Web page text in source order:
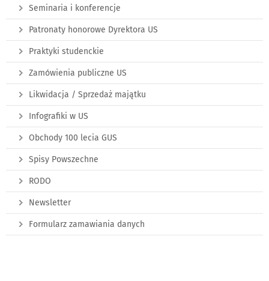
Seminaria i konferencje
Patronaty honorowe Dyrektora US
Praktyki studenckie
Zamówienia publiczne US
Likwidacja / Sprzedaż majątku
Infografiki w US
Obchody 100 lecia GUS
Spisy Powszechne
RODO
Newsletter
Formularz zamawiania danych